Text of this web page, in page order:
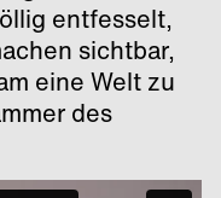
entfesselt,
sichtbar,
eine Welt zu
des